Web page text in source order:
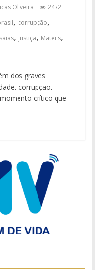
Oliveira
2472
, corrupção,
, justiça, Mateus,
dos graves
corrupção,
crítico que